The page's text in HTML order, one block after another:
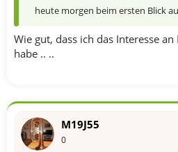
heute morgen beim ersten Blick
Wie gut, dass ich das Interesse
habe .. ..
M19J55
0